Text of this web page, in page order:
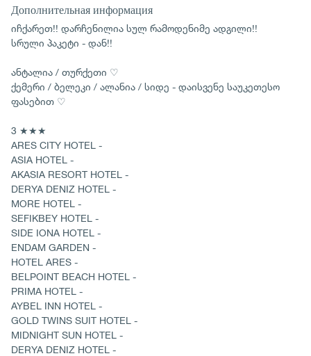
Дополнительная информация
იჩქარეთ!! დარჩენილია სულ რამოდენიმე ადგილი!!
სრული პაკეტი - დან!!
ანტალია / თურქეთი ♡
ქემერი / ბელეკი / ალანია / სიდე - დაისვენე საუკეთესო
ფასებით ♡
3 ★★★
ARES CITY HOTEL -
ASIA HOTEL -
AKASIA RESORT HOTEL -
DERYA DENIZ HOTEL -
MORE HOTEL -
SEFIKBEY HOTEL -
SIDE IONA HOTEL -
ENDAM GARDEN -
HOTEL ARES -
BELPOINT BEACH HOTEL -
PRIMA HOTEL -
AYBEL INN HOTEL -
GOLD TWINS SUIT HOTEL -
MIDNIGHT SUN HOTEL -
DERYA DENIZ HOTEL -